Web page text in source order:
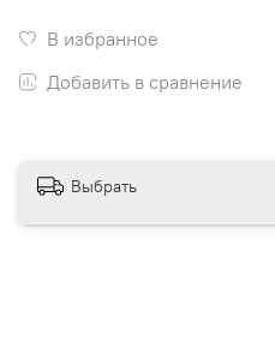
В избранное
Добавить в сравнение
Выбрать